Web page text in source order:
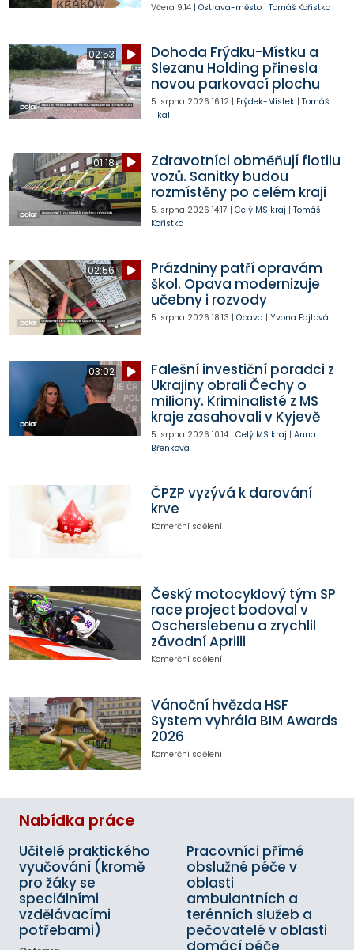
Včera 9:14| Ostrava-město| Tomáš Kořistka
02:53
Dohoda Frýdku-Místku a
Slezanu Holding přinesla
novou parkovací plochu
5. srpna 2026 16:12| Frýdek-Místek| Tomáš
Tikal
01:18
Zdravotníci obměňují flotilu
vozů. Sanitky budou
rozmístěny po celém kraji
5. srpna 2026 14:17 | Celý MS kraj | Tomáš
Kořistka
02:56
Prázdniny patří opravám
škol. Opava modernizuje
učebny i rozvody
5. srpna 2026 18:13 | Opava | Yvona Fajtová
03:02
Falešní investiční poradci z
Ukrajiny obrali Čechy o
miliony. Kriminalisté z MS
kraje zasahovali v Kyjevě
5. srpna 2026 10:14| Celý MS kraj | Anna
Břenková
ČPZP vyzývá k darování
krve
Komerční sdělení
Český motocyklový tým SP
race project bodoval v
Oscherslebenu a zrychlil
závodní Aprilii
Komerční sdělení
Vánoční hvězda HSF
System vyhrála BIM Awards
2026
Komerční sdělení
Nabídka práce
Učitelé praktického
vyučování (kromě
pro žáky se
speciálními
vzdělávacími
potřebami)
Pracovníci přímé
obslužné péče v
oblasti
ambulantních a
terénních služeb a
pečovatelé v oblasti
domácí péče